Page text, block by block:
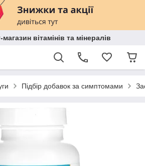
вітамінів та мінералів
Підбір добавок за симптомами